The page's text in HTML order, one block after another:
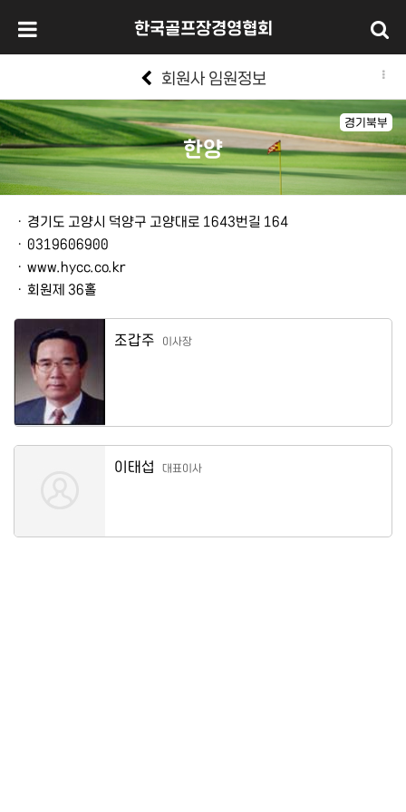
한국골프장경영협회
회원사 임원정보
경기북부
한양
본문
ㆍ 경기도 고양시 덕양구 고양대로 1643번길 164
ㆍ 0319606900
ㆍ www.hycc.co.kr
ㆍ 회원제 36홀
조갑주 이사장
이태섭 대표이사